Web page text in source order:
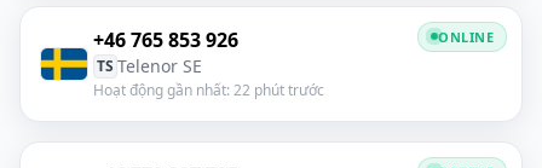
+46 765 853 926
TS Telenor SE
Hoạt động gần nhất: 22 phút trước
ONLINE